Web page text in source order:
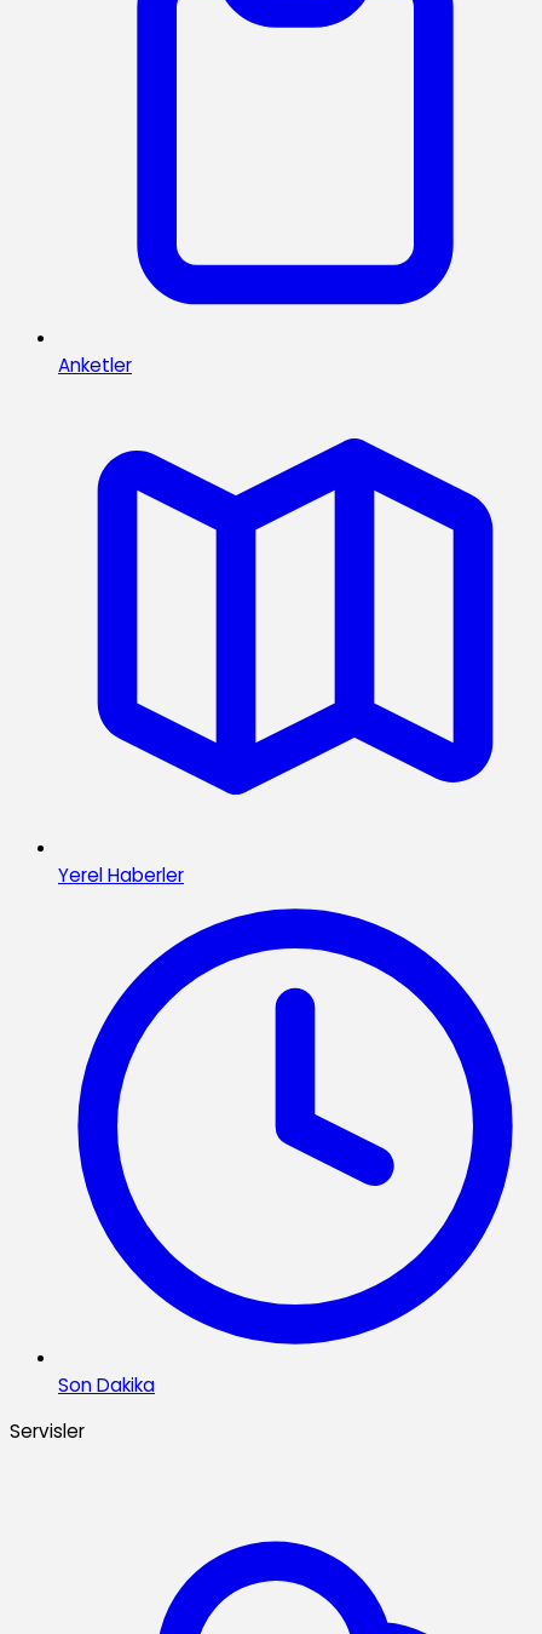
Anketler
Yerel Haberler
Son Dakika
Servisler